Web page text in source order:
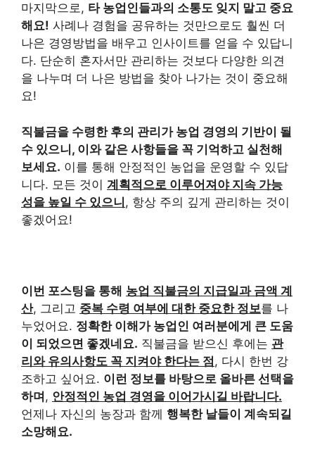
마지막으로, 타 농업인들과의 소통도 잊지 말고 중요
해요! 사례나 경험을 공유하는 것만으로도 훨씬 더
나은 경영방법을 배우고 인사이트를 얻을 수 있답니
다. 단순히 혼자서만 관리하는 것보다 다양한 의견
을 나누며 더 나은 방법을 찾아 나가는 것이 중요해
요!
직불금을 수령한 후의 관리가 농업 경영의 기반이 될
수 있으니, 이와 같은 사항들을 꼭 기억하고 실천해
보세요. 이를 통해 안정적인 농업을 운영할 수 있답
니다. 모든 것이 계획적으로 이루어져야 지속 가능
성을 높일 수 있으니, 항상 주의 깊게 관리하는 것이
좋겠어요!
이번 포스팅을 통해 농업 직불금의 지급일과 금액 계
산, 그리고 중복 수령 여부에 대한 중요한 정보를 나
누었어요. 정확한 이해가 농업인 여러분에게 큰 도움
이 되었으면 좋겠네요. 직불금을 받으신 후에는 관
리와 유의사항도 꼭 지켜야 한다는 점, 다시 한번 강
조하고 싶어요. 이런 정보를 바탕으로 올바른 선택을
하며, 안정적인 농업 경영을 이어가시길 바랍니다.
언제나 자신의 농장과 함께 행복한 날들이 계속되길
소망해요.